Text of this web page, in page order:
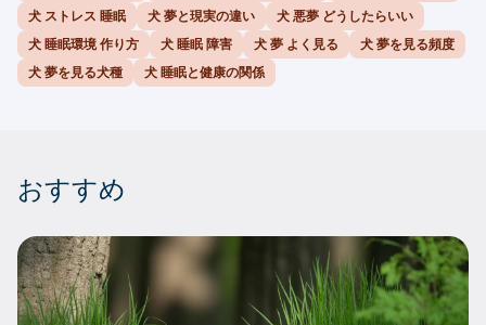
犬 ストレス 睡眠
犬 夢と現実の違い
犬 悪夢 どうしたらいい
犬 睡眠環境 作り方
犬 睡眠 障害 犬 夢 よく見る
犬 夢を見る頻度
犬 夢を見る犬種
犬 睡眠と健康の関係
おすすめ